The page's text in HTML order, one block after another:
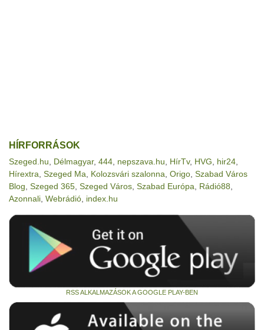
HÍRFORRÁSOK
Szeged.hu Délmagyar, 444 nepszava.hu HírTv, HVG hir24
Hírextra Szeged Ma Kolozsvári szalonna Origo Szabad Város
Blog Szeged 365 Szeged Város Szabad Európa Rádió88
Azonnali Webrádió index.hu
RSS ALKALMAZÁSOK A GOOGLE PLAY-BEN